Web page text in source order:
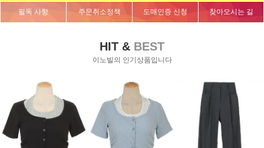
필독 사항 주문취소정책 도매인증 신청 찾아오시는 길
HIT & BEST
이노빌의 인기상품입니다